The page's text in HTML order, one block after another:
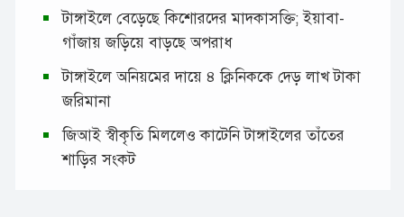
টাঙ্গাইলে বেড়েছে কিশোরদের মাদকাসক্তি; ইয়াবা-
গাঁজায় জড়িয়ে বাড়ছে অপরাধ
টাঙ্গাইলে অনিয়মের দায়ে ৪ ক্লিনিককে দেড় লাখ টাকা
জরিমানা
জিআই স্বীকৃতি মিললেও কাটেনি টাঙ্গাইলের তাঁতের
শাড়ির সংকট